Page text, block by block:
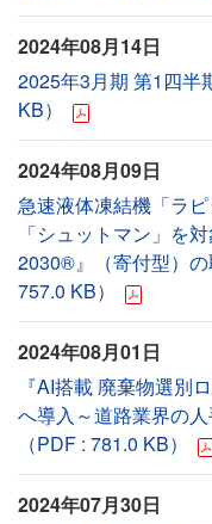
2024年08月14日
2025年3月期 第1四半
KB）
2024年08月09日
急速液体凍結機「ラ
「シュットマン」を
2030®』（寄付型）
757.0 KB）
2024年08月01日
『AI搭載 廃棄物選別
へ導入～道路業界の
（PDF : 781.0 KB）
2024年07月30日